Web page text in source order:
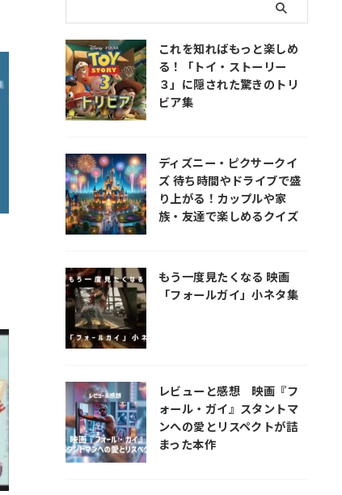
これを知ればもっと楽しめ
る！「トイ・ストーリー
３」に隠された驚きのトリ
ビア集
ディズニー・ピクサークイ
ズ 待ち時間やドライブで盛
り上がる！カップルや家
族・友達で楽しめるクイズ
もう一度見たくなる 映画
「フォールガイ」小ネタ集
レビューと感想 映画『フ
ォール・ガイ』スタントマ
ンへの愛とリスペクトが詰
まった本作